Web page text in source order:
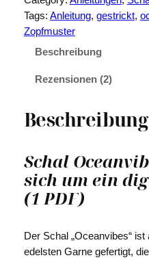
O
v
i
e
s
M
e
g
e
Tags: Anleitung, gestrickt,
Zopfmuster
Beschreibung
Rezensionen (2)
Beschreibung
Schal
sich um ein
(1 PDF)
Der Schal „Oceanvibes“
edelsten Garne gefertigt,